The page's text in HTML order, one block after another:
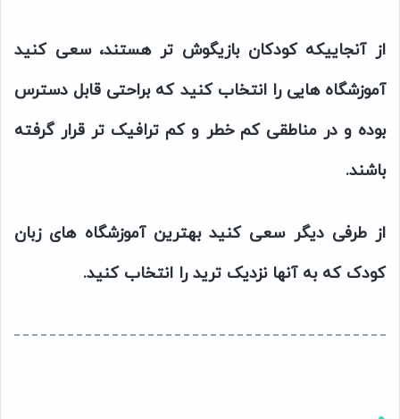
از آنجاییکه کودکان بازیگوش تر هستند، سعی کنید
آموزشگاه هایی را انتخاب کنید که براحتی قابل دسترس
بوده و در مناطقی کم خطر و کم ترافیک تر قرار گرفته
باشند.
از طرفی دیگر سعی کنید بهترین آموزشگاه های زبان
کودک که به آنها نزدیک ترید را انتخاب کنید.